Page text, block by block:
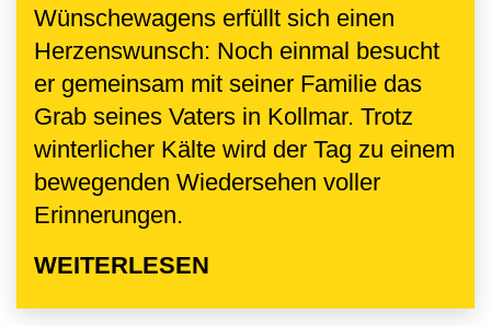
Wünschewagens erfüllt sich einen
Herzenswunsch: Noch einmal besucht
er gemeinsam mit seiner Familie das
Grab seines Vaters in Kollmar. Trotz
winterlicher Kälte wird der Tag zu einem
bewegenden Wiedersehen voller
Erinnerungen.
WEITERLESEN